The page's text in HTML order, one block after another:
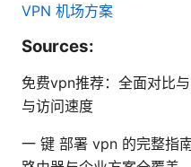
VPN 机场方案
Sources:
免费vpn推荐：全面对比
与访问速度
一 键 部署 vpn 的完整指